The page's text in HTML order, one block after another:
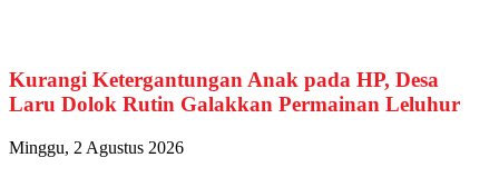
Kurangi Ketergantungan Anak pada HP, Desa
Laru Dolok Rutin Galakkan Permainan Leluhur
Minggu, 2 Agustus 2026